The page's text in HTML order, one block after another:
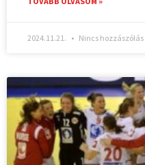
2024.11.21. Nincs hozzászólás